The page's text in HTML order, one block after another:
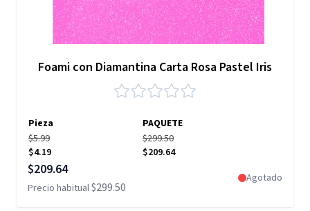
Foami con Diamantina Carta Rosa Pastel Iris
Pieza
PAQUETE
$5.99
$4.19
$299.50
$209.64
Precio especial
$209.64
Precio habitual$299.50
Agotado